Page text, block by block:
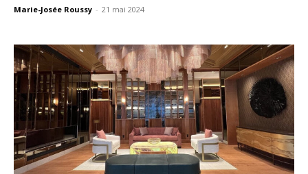
Marie-Josée Roussy - 21 mai 2024